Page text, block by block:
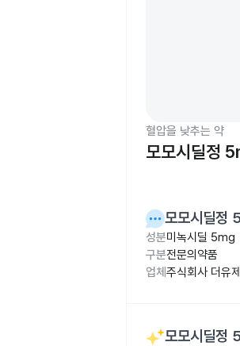
혈압을 낮추는 약
모모시딜정
모모시딜정
성분미녹시딜 5mg
구분전문의약품
업체 주식회사 더유
모모시딜정